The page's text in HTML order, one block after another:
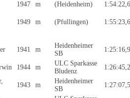
1947 m (Heidenheim)
1949 m (Pfullingen)
1941 m
Heidenheimer
SB
1944 m
ULC Sparkasse
Bludenz
1943 m
Heidenheimer
SB